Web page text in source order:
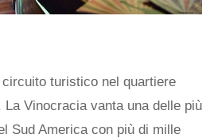
turistico nel quartiere
La Vinocracia vanta una delle più
Sud America con più di mille